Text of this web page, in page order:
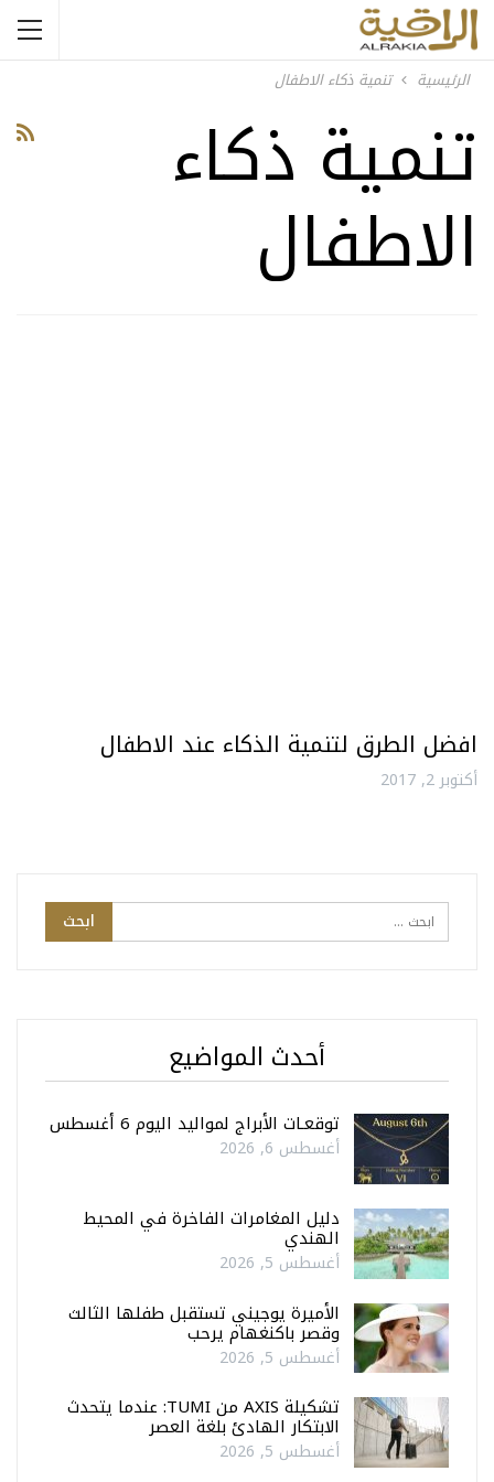
الرئيسية تنمية ذكاء الاطفال
تنمية ذكاء
الاطفال
افضل الطرق لتنمية الذكاء عند الاطفال
أكتوبر 2, 2017
أحدث المواضيع
توقعـات الأبراج لمواليد اليوم 6 أغسطس
أغسطس 6, 2026
دليل المغامرات الفاخرة في المحيط
الهندي
أغسطس 5, 2026
الأميرة يوجيني تستقبل طفلها الثالث
وقصر باكنغهام يرحب
أغسطس 5, 2026
تشكيلة AXIS من TUMI: عندما يتحدث
الابتكار الهادئ بلغة العصر
أغسطس 5, 2026